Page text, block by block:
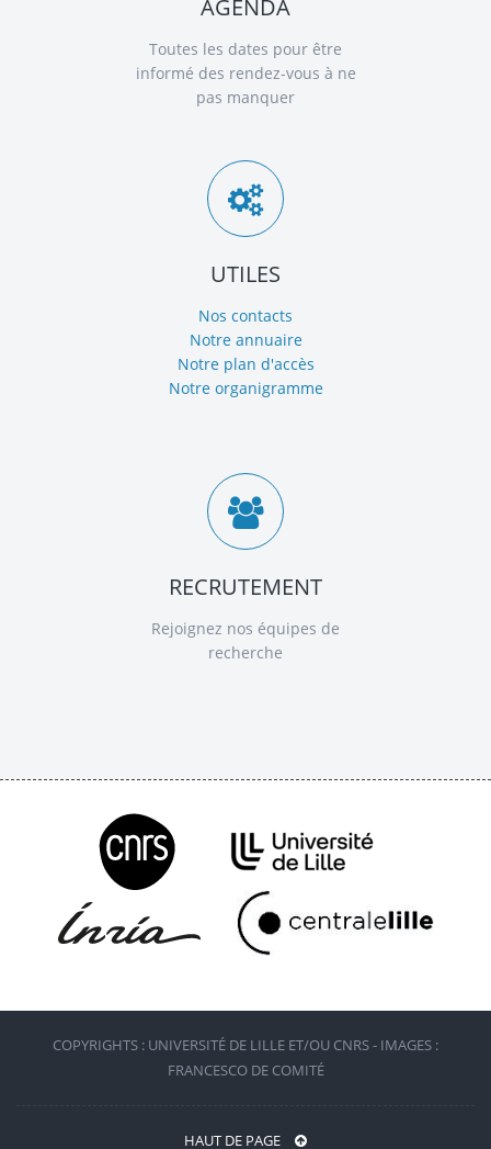
AGENDA
Toutes les dates pour être
informé des rendez-vous à ne
pas manquer
UTILES
Nos contacts
Notre annuaire
Notre plan d'accès
Notre organigramme
RECRUTEMENT
Rejoignez nos équipes de
recherche
COPYRIGHTS : UNIVERSITÉ DE LILLE ET/OU CNRS - IMAGES :
FRANCESCO DE COMITÉ
HAUT DE PAGE